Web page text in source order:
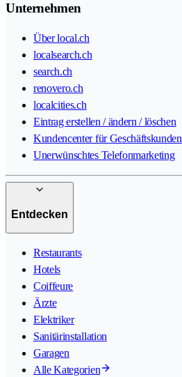
Unternehmen
Über local.ch
localsearch.ch
search.ch
renovero.ch
localcities.ch
Eintrag erstellen / ändern / löschen
Kundencenter für Geschäftskunden
Unerwünschtes Telefonmarketing
Entdecken
Restaurants
Hotels
Coiffeure
Ärzte
Elektriker
Sanitärinstallation
Garagen
Alle Kategorien